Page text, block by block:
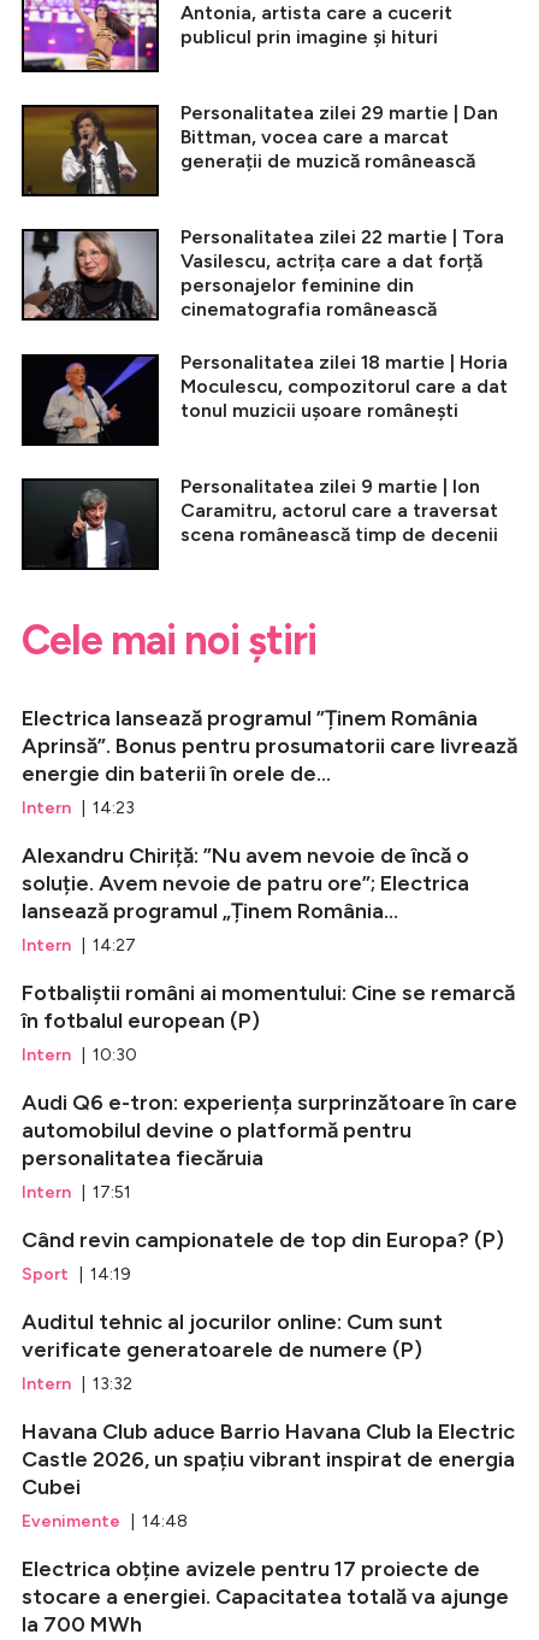
Antonia, artista care a cucerit
publicul prin imagine și hituri
Personalitatea zilei 29 martie | Dan
Bittman, vocea care a marcat
generații de muzică românească
Personalitatea zilei 22 martie | Tora
Vasilescu, actrița care a dat forță
personajelor feminine din
cinematografia românească
Personalitatea zilei 18 martie | Horia
Moculescu, compozitorul care a dat
tonul muzicii ușoare românești
Personalitatea zilei 9 martie | Ion
Caramitru, actorul care a traversat
scena românească timp de decenii
Cele mai noi știri
Electrica lansează programul ”Ținem România
Aprinsă”. Bonus pentru prosumatorii care livrează
energie din baterii în orele de...
Intern | 14:23
Alexandru Chiriță: ”Nu avem nevoie de încă o
soluție. Avem nevoie de patru ore”; Electrica
lansează programul „Ținem România...
Intern | 14:27
Fotbaliștii români ai momentului: Cine se remarcă
în fotbalul european (P)
Intern | 10:30
Audi Q6 e-tron: experiența surprinzătoare în care
automobilul devine o platformă pentru
personalitatea fiecăruia
Intern | 17:51
Când revin campionatele de top din Europa? (P)
Sport | 14:19
Auditul tehnic al jocurilor online: Cum sunt
verificate generatoarele de numere (P)
Intern | 13:32
Havana Club aduce Barrio Havana Club la Electric
Castle 2026, un spațiu vibrant inspirat de energia
Cubei
Evenimente | 14:48
Electrica obține avizele pentru 17 proiecte de
stocare a energiei. Capacitatea totală va ajunge
la 700 MWh